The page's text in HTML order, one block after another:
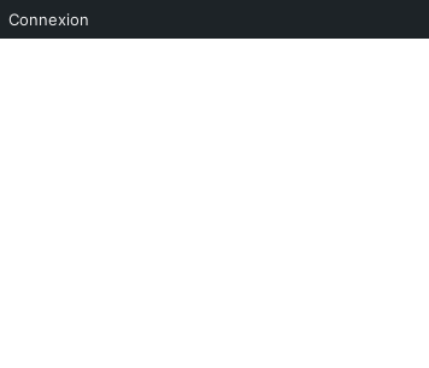
Connexion